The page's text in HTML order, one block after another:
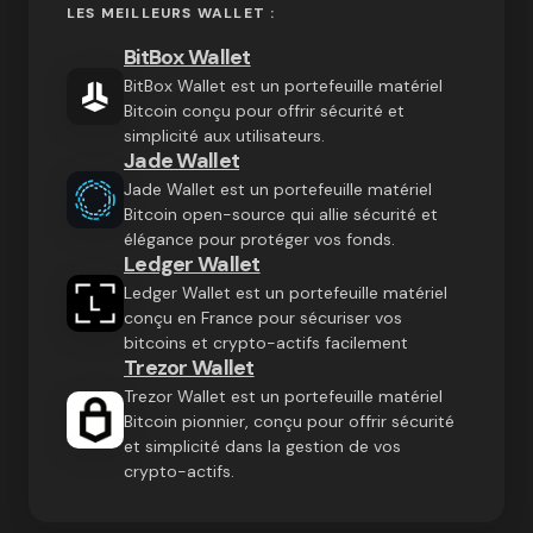
LES MEILLEURS WALLET :
BitBox Wallet
BitBox Wallet est un portefeuille matériel
Bitcoin conçu pour offrir sécurité et
simplicité aux utilisateurs.
Jade Wallet
Jade Wallet est un portefeuille matériel
Bitcoin open-source qui allie sécurité et
élégance pour protéger vos fonds.
Ledger Wallet
Ledger Wallet est un portefeuille matériel
conçu en France pour sécuriser vos
bitcoins et crypto-actifs facilement
Trezor Wallet
Trezor Wallet est un portefeuille matériel
Bitcoin pionnier, conçu pour offrir sécurité
et simplicité dans la gestion de vos
crypto-actifs.